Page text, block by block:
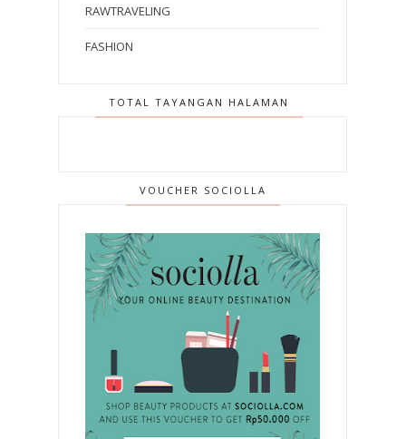
RAWTRAVELING
FASHION
TOTAL TAYANGAN HALAMAN
VOUCHER SOCIOLLA